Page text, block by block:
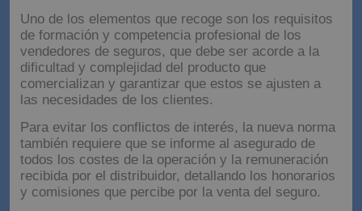
Uno de los elementos que recoge son los requisitos
de formación y competencia profesional de los
vendedores de seguros, que debe ser acorde a la
dificultad y complejidad del producto que
comercializan y garantizar que estos se ajusten a
las necesidades de los clientes.
Para evitar los conflictos de interés, la nueva norma
también requiere que se informe al asegurado de
todos los costes de la operación y la remuneración
recibida por el distribuidor, detallando los honorarios
y comisiones que percibe por la venta del seguro.